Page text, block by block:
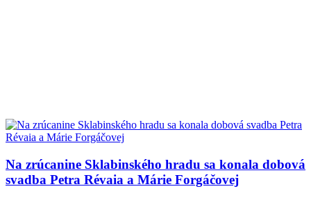
Na zrúcanine Sklabinského hradu sa konala dobová
svadba Petra Révaia a Márie Forgáčovej